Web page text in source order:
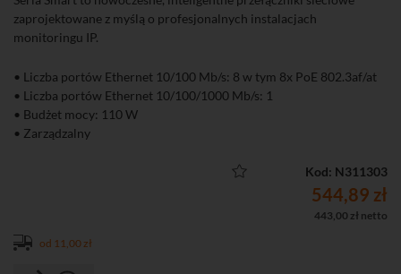
zaprojektowane z myślą o profesjonalnych instalacjach
monitoringu IP.
• Liczba portów Ethernet 10/100 Mb/s: 8 w tym 8x PoE 802.3af/at
• Liczba portów Ethernet 10/100/1000 Mb/s: 1
• Budżet mocy: 110 W
• Zarządzalny
Kod: N311303
544,89 zł
443,00 zł netto
od 11,00 zł